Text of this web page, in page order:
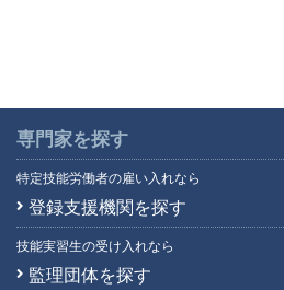
専門家を探す
特定技能労働者の雇い入れなら
登録支援機関を探す
技能実習生の受け入れなら
監理団体を探す